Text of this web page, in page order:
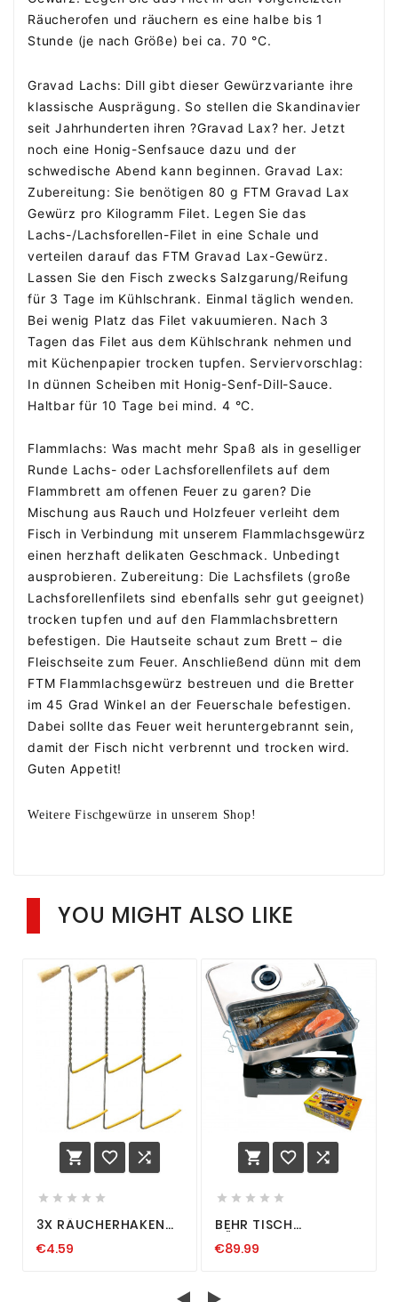
Räucherofen und räuchern es eine halbe bis 1
Stunde (je nach Größe) bei ca. 70 °C.
Gravad Lachs: Dill gibt dieser Gewürzvariante ihre
klassische Ausprägung. So stellen die Skandinavier
seit Jahrhunderten ihren ?Gravad Lax? her. Jetzt
noch eine Honig-Senfsauce dazu und der
schwedische Abend kann beginnen. Gravad Lax:
Zubereitung: Sie benötigen 80 g FTM Gravad Lax
Gewürz pro Kilogramm Filet. Legen Sie das
Lachs-/Lachsforellen-Filet in eine Schale und
verteilen darauf das FTM Gravad Lax-Gewürz.
Lassen Sie den Fisch zwecks Salzgarung/Reifung
für 3 Tage im Kühlschrank. Einmal täglich wenden.
Bei wenig Platz das Filet vakuumieren. Nach 3
Tagen das Filet aus dem Kühlschrank nehmen und
mit Küchenpapier trocken tupfen. Serviervorschlag:
In dünnen Scheiben mit Honig-Senf-Dill-Sauce.
Haltbar für 10 Tage bei mind. 4 °C.
Flammlachs: Was macht mehr Spaß als in geselliger
Runde Lachs- oder Lachsforellenfilets auf dem
Flammbrett am offenen Feuer zu garen? Die
Mischung aus Rauch und Holzfeuer verleiht dem
Fisch in Verbindung mit unserem Flammlachsgewürz
einen herzhaft delikaten Geschmack. Unbedingt
ausprobieren. Zubereitung: Die Lachsfilets (große
Lachsforellenfilets sind ebenfalls sehr gut geeignet)
trocken tupfen und auf den Flammlachsbrettern
befestigen. Die Hautseite schaut zum Brett – die
Fleischseite zum Feuer. Anschließend dünn mit dem
FTM Flammlachsgewürz bestreuen und die Bretter
im 45 Grad Winkel an der Feuerschale befestigen.
Dabei sollte das Feuer weit heruntergebrannt sein,
damit der Fisch nicht verbrennt und trocken wird.
Guten Appetit!
Weitere Fischgewürze in unserem Shop!
YOU MIGHT ALSO LIKE
  
    
3X RÄUCHERHAKEN
DOPPELSPITZE CA.
€4.59
  
    
BEHR TISCH
EDELSTAHL
RÄUCHER OFEN
€89.99